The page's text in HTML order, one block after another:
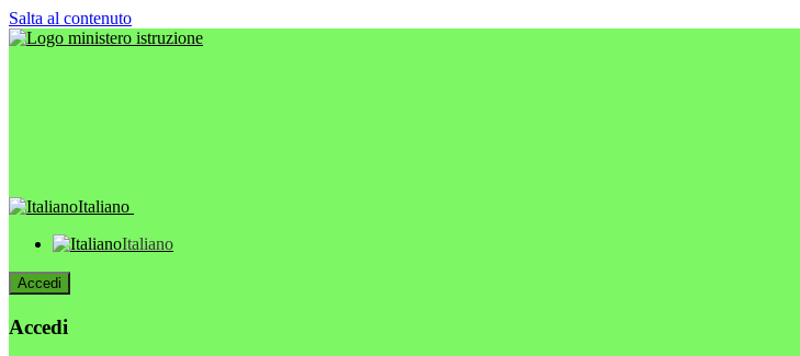
Salta al contenuto
Italiano
Italiano
Accedi
Accedi